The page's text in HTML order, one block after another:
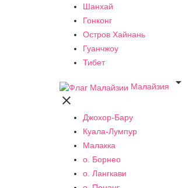
Шанхай
Гонконг
Остров Хайнань
Гуанчжоу
Тибет
Малайзия


Джохор-Бару
Куала-Лумпур
Малакка
о. Борнео
о. Лангкави